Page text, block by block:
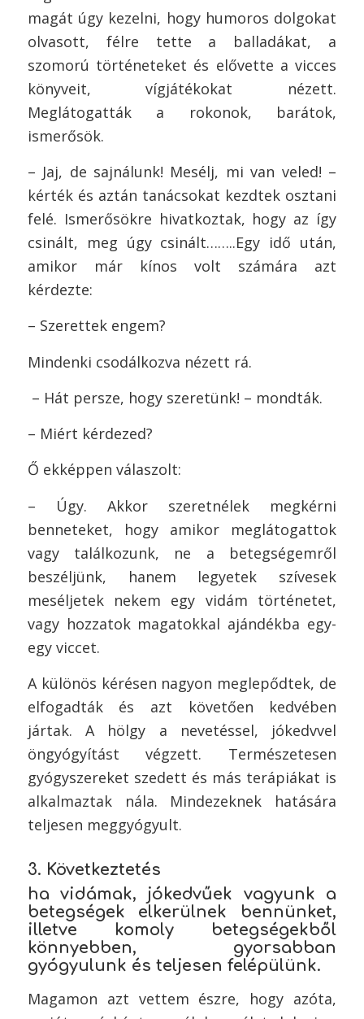
magát úgy kezelni, hogy humoros dolgokat
olvasott, félre tette a balladákat, a
szomorú történeteket és elővette a vicces
könyveit, vígjátékokat nézett.
Meglátogatták a rokonok, barátok,
ismerősök.
– Jaj, de sajnálunk! Mesélj, mi van veled! –
kérték és aztán tanácsokat kezdtek osztani
felé. Ismerősökre hivatkoztak, hogy az így
csinált, meg úgy csinált……..Egy idő után,
amikor már kínos volt számára azt
kérdezte:
– Szerettek engem?
Mindenki csodálkozva nézett rá.
– Hát persze, hogy szeretünk! – mondták.
– Miért kérdezed?
Ő ekképpen válaszolt:
– Úgy. Akkor szeretnélek megkérni
benneteket, hogy amikor meglátogattok
vagy találkozunk, ne a betegségemről
beszéljünk, hanem legyetek szívesek
meséljetek nekem egy vidám történetet,
vagy hozzatok magatokkal ajándékba egy-
egy viccet.
A különös kérésen nagyon meglepődtek, de
elfogadták és azt követően kedvében
jártak. A hölgy a nevetéssel, jókedvvel
öngyógyítást végzett. Természetesen
gyógyszereket szedett és más terápiákat is
alkalmaztak nála. Mindezeknek hatására
teljesen meggyógyult.
3. Következtetés
ha vidámak, jókedvűek vagyunk a
betegségek elkerülnek bennünket,
illetve komoly betegségekből
könnyebben, gyorsabban
gyógyulunk és teljesen felépülünk.
Magamon azt vettem észre, hogy azóta,